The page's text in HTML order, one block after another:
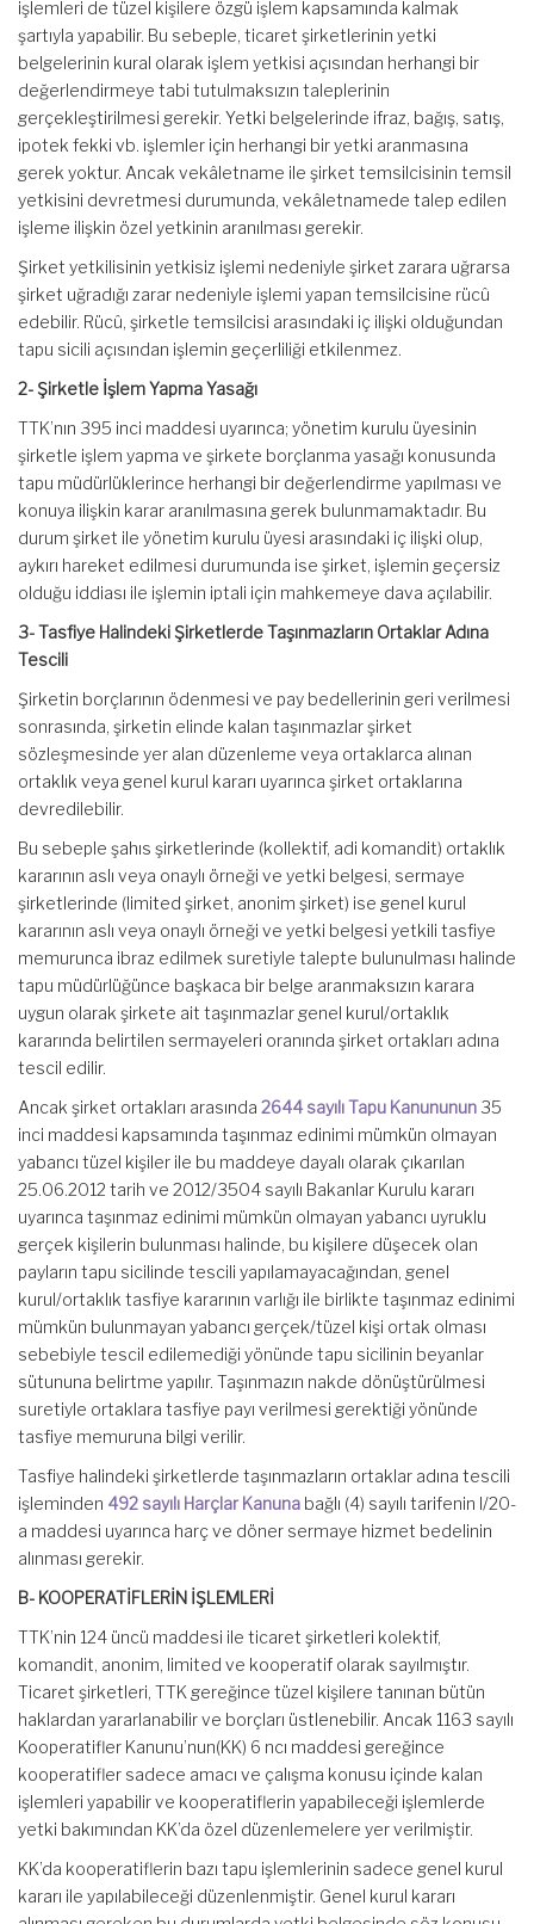
işlemleri de tüzel kişilere özgü işlem kapsamında kalmak
şartıyla yapabilir. Bu sebeple, ticaret şirketlerinin yetki
belgelerinin kural olarak işlem yetkisi açısından herhangi bir
değerlendirmeye tabi tutulmaksızın taleplerinin
gerçekleştirilmesi gerekir. Yetki belgelerinde ifraz, bağış, satış,
ipotek fekki vb. işlemler için herhangi bir yetki aranmasına
gerek yoktur. Ancak vekâletname ile şirket temsilcisinin temsil
yetkisini devretmesi durumunda, vekâletnamede talep edilen
işleme ilişkin özel yetkinin aranılması gerekir.
Şirket yetkilisinin yetkisiz işlemi nedeniyle şirket zarara uğrarsa
şirket uğradığı zarar nedeniyle işlemi yapan temsilcisine rücû
edebilir. Rücû, şirketle temsilcisi arasındaki iç ilişki olduğundan
tapu sicili açısından işlemin geçerliliği etkilenmez.
2- Şirketle İşlem Yapma Yasağı
TTK’nın 395 inci maddesi uyarınca; yönetim kurulu üyesinin
şirketle işlem yapma ve şirkete borçlanma yasağı konusunda
tapu müdürlüklerince herhangi bir değerlendirme yapılması ve
konuya ilişkin karar aranılmasına gerek bulunmamaktadır. Bu
durum şirket ile yönetim kurulu üyesi arasındaki iç ilişki olup,
aykırı hareket edilmesi durumunda ise şirket, işlemin geçersiz
olduğu iddiası ile işlemin iptali için mahkemeye dava açılabilir.
3- Tasfiye Halindeki Şirketlerde Taşınmazların Ortaklar Adına
Tescili
Şirketin borçlarının ödenmesi ve pay bedellerinin geri verilmesi
sonrasında, şirketin elinde kalan taşınmazlar şirket
sözleşmesinde yer alan düzenleme veya ortaklarca alınan
ortaklık veya genel kurul kararı uyarınca şirket ortaklarına
devredilebilir.
Bu sebeple şahıs şirketlerinde (kollektif, adi komandit) ortaklık
kararının aslı veya onaylı örneği ve yetki belgesi, sermaye
şirketlerinde (limited şirket, anonim şirket) ise genel kurul
kararının aslı veya onaylı örneği ve yetki belgesi yetkili tasfiye
memurunca ibraz edilmek suretiyle talepte bulunulması halinde
tapu müdürlüğünce başkaca bir belge aranmaksızın karara
uygun olarak şirkete ait taşınmazlar genel kurul/ortaklık
kararında belirtilen sermayeleri oranında şirket ortakları adına
tescil edilir.
Ancak şirket ortakları arasında 2644 sayılı Tapu Kanununun 35
inci maddesi kapsamında taşınmaz edinimi mümkün olmayan
yabancı tüzel kişiler ile bu maddeye dayalı olarak çıkarılan
25.06.2012 tarih ve 2012/3504 sayılı Bakanlar Kurulu kararı
uyarınca taşınmaz edinimi mümkün olmayan yabancı uyruklu
gerçek kişilerin bulunması halinde, bu kişilere düşecek olan
payların tapu sicilinde tescili yapılamayacağından, genel
kurul/ortaklık tasfiye kararının varlığı ile birlikte taşınmaz edinimi
mümkün bulunmayan yabancı gerçek/tüzel kişi ortak olması
sebebiyle tescil edilemediği yönünde tapu sicilinin beyanlar
sütununa belirtme yapılır. Taşınmazın nakde dönüştürülmesi
suretiyle ortaklara tasfiye payı verilmesi gerektiği yönünde
tasfiye memuruna bilgi verilir.
Tasfiye halindeki şirketlerde taşınmazların ortaklar adına tescili
işleminden 492 sayılı Harçlar Kanuna bağlı (4) sayılı tarifenin I/20-
a maddesi uyarınca harç ve döner sermaye hizmet bedelinin
alınması gerekir.
B- KOOPERATİFLERİN İŞLEMLERİ
TTK’nin 124 üncü maddesi ile ticaret şirketleri kolektif,
komandit, anonim, limited ve kooperatif olarak sayılmıştır.
Ticaret şirketleri, TTK gereğince tüzel kişilere tanınan bütün
haklardan yararlanabilir ve borçları üstlenebilir. Ancak 1163 sayılı
Kooperatifler Kanunu’nun(KK) 6 ncı maddesi gereğince
kooperatifler sadece amacı ve çalışma konusu içinde kalan
işlemleri yapabilir ve kooperatiflerin yapabileceği işlemlerde
yetki bakımından KK’da özel düzenlemelere yer verilmiştir.
KK’da kooperatiflerin bazı tapu işlemlerinin sadece genel kurul
kararı ile yapılabileceği düzenlenmiştir. Genel kurul kararı